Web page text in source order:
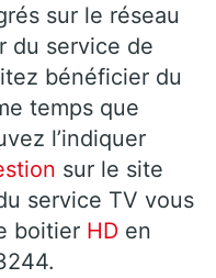
sur le réseau
du service de
bénéficier du
temps que
l’indiquer
sur le site
service TV vous
boitier HD en